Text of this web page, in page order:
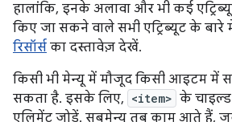
हालांकि, इनके अलावा और भी कई
किए जा सकने वाले सभी एट्रिब्यूट के
रिसॉर्स का दस्तावेज़ देखें.
किसी भी मेन्यू में मौजूद किसी आइटम में
सकता है. इसके लिए, <item> के
एलिमेंट जोड़ें. सबमेन्यू तब काम आते हैं,